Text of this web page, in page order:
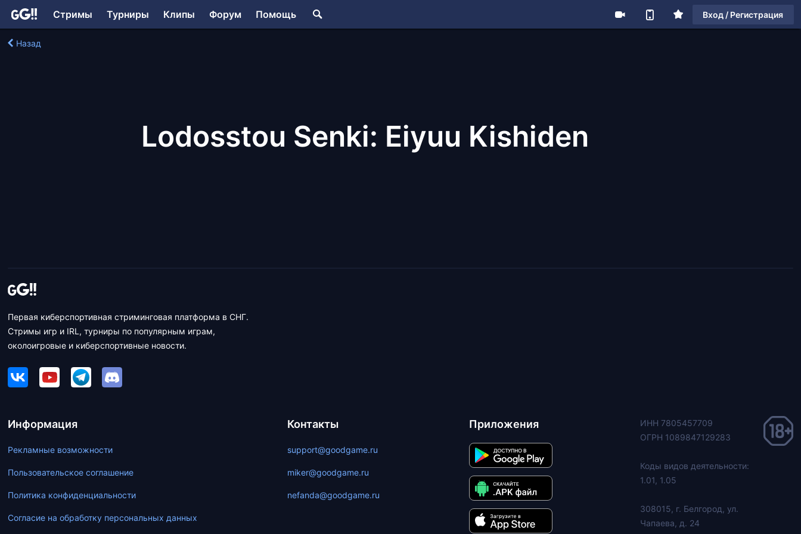
Стримы Турниры Клипы Форум Помощь Вход / Регистрация
Назад
Lodosstou Senki: Eiyuu Kishiden
Первая киберспортивная стриминговая платформа в СНГ.
Стримы игр и IRL, турниры по популярным играм,
околоигровые и киберспортивные новости.
Информация
Рекламные возможности
Пользовательское соглашение
Политика конфиденциальности
Согласие на обработку персональных данных
Контакты
support@goodgame.ru
miker@goodgame.ru
nefanda@goodgame.ru
Приложения
ИНН 7805457709
ОГРН 1089847129283
Коды видов деятельности:
1.01, 1.05
308015, г. Белгород, ул.
Чапаева, д. 24